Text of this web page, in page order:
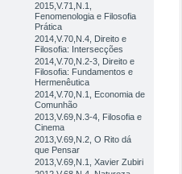
2015,V.71,N.1,
Fenomenologia e Filosofia
Prática
2014,V.70,N.4, Direito e
Filosofia: Intersecções
2014,V.70,N.2-3, Direito e
Filosofia: Fundamentos e
Hermenêutica
2014,V.70,N.1, Economia de
Comunhão
2013,V.69,N.3-4, Filosofia e
Cinema
2013,V.69,N.2, O Rito dá
que Pensar
2013,V.69,N.1, Xavier Zubiri